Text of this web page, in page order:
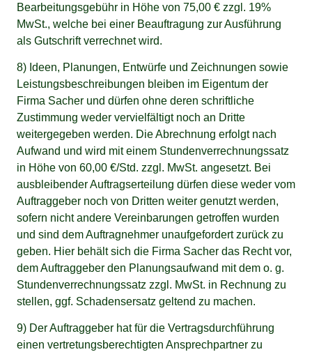
Bearbeitungsgebühr in Höhe von 75,00 € zzgl. 19%
MwSt., welche bei einer Beauftragung zur Ausführung
als Gutschrift verrechnet wird.
8) Ideen, Planungen, Entwürfe und Zeichnungen sowie
Leistungsbeschreibungen bleiben im Eigentum der
Firma Sacher und dürfen ohne deren schriftliche
Zustimmung weder vervielfältigt noch an Dritte
weitergegeben werden. Die Abrechnung erfolgt nach
Aufwand und wird mit einem Stundenverrechnungssatz
in Höhe von 60,00 €/Std. zzgl. MwSt. angesetzt. Bei
ausbleibender Auftragserteilung dürfen diese weder vom
Auftraggeber noch von Dritten weiter genutzt werden,
sofern nicht andere Vereinbarungen getroffen wurden
und sind dem Auftragnehmer unaufgefordert zurück zu
geben. Hier behält sich die Firma Sacher das Recht vor,
dem Auftraggeber den Planungsaufwand mit dem o. g.
Stundenverrechnungssatz zzgl. MwSt. in Rechnung zu
stellen, ggf. Schadensersatz geltend zu machen.
9) Der Auftraggeber hat für die Vertragsdurchführung
einen vertretungsberechtigten Ansprechpartner zu